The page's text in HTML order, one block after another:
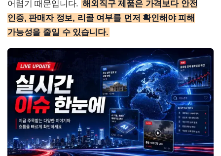
어렵기 때문입니다. 해외직구 제품은 가격보다 안전
인증, 판매자 정보, 리콜 여부를 먼저 확인해야 피해
가능성을 줄일 수 있습니다.